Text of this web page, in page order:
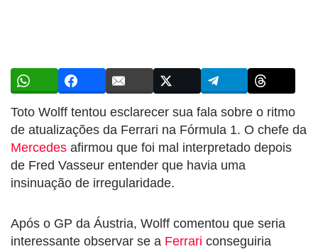
Toto Wolff tentou esclarecer sua fala sobre o ritmo
de atualizações da Ferrari na Fórmula 1. O chefe da
Mercedes afirmou que foi mal interpretado depois
de Fred Vasseur entender que havia uma
insinuação de irregularidade.
Após o GP da Áustria, Wolff comentou que seria
interessante observar se a Ferrari conseguiria